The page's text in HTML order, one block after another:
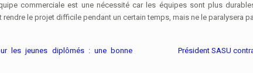
commerciale est une nécessité car les équipes sont plus
rendre le projet difficile pendant un certain temps, mais ne le paralysera
les jeunes diplômés : une bonne
Président SASU